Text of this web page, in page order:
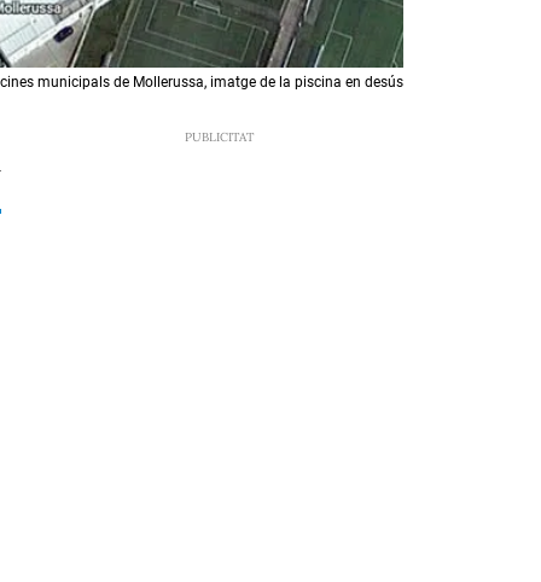
municipals de Mollerussa, imatge de la piscina en desús